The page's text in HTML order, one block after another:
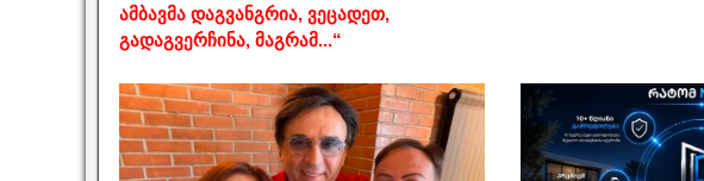
ამბავმა დაგვანგრია, ვეცადეთ,
გადაგვერჩინა, მაგრამ...“